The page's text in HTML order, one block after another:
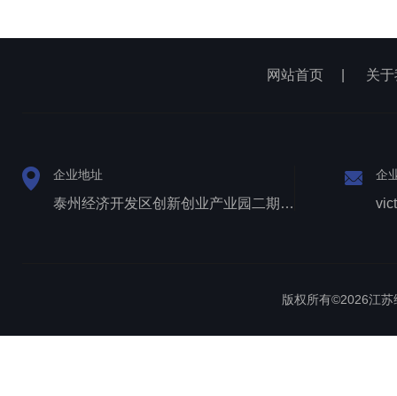
网站首页 关
企业地址
泰州经济开发区创新创业产业园二期1号厂房西侧三层
企
版权所有©2026江